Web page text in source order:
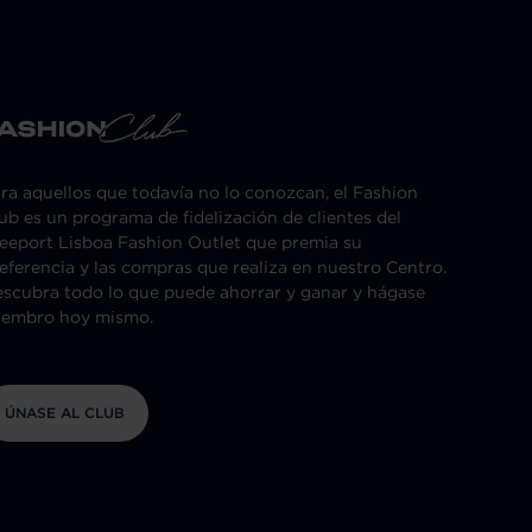
aquellos que todavía no lo conozcan, el Fashion
es un programa de fidelización de clientes del
Lisboa Fashion Outlet que premia su
y las compras que realiza en nuestro Centro.
todo lo que puede ahorrar y ganar y hágase
hoy mismo.
ÚNASE AL CLUB